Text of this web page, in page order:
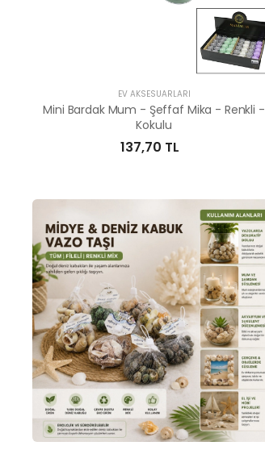
EV AKSESUARLARI
Mini Bardak Mum - Şeffaf Mika - Renkli -
Kokulu
137,70 TL